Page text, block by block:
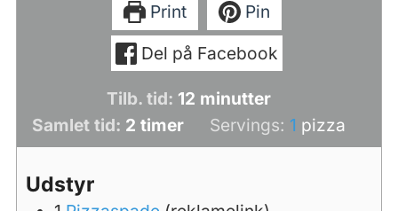
Print
Pin
Del på Facebook
Tilb. tid: 12minutter
minutter
Samlet tid: 2 timer
timer Servings: 1 pizza
Udstyr